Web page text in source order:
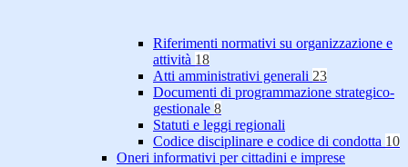
Riferimenti normativi su organizzazione e
attività 18
Atti amministrativi generali 23
Documenti di programmazione strategico-
gestionale 8
Statuti e leggi regionali
Codice disciplinare e codice di condotta 10
Oneri informativi per cittadini e imprese